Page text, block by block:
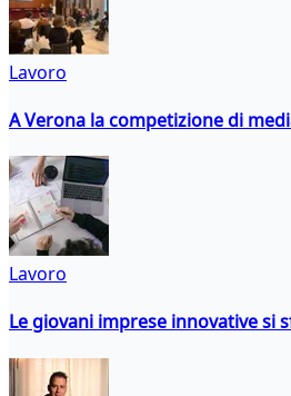
Lavoro
A Verona la competizione di
Lavoro
Le giovani imprese innovative si